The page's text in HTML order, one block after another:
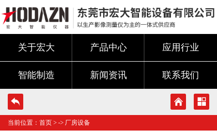
关于宏大 产品中心 应用行业
智能制造 新闻资讯 联系我们
当前位置： 首页 > -> 厂房设备